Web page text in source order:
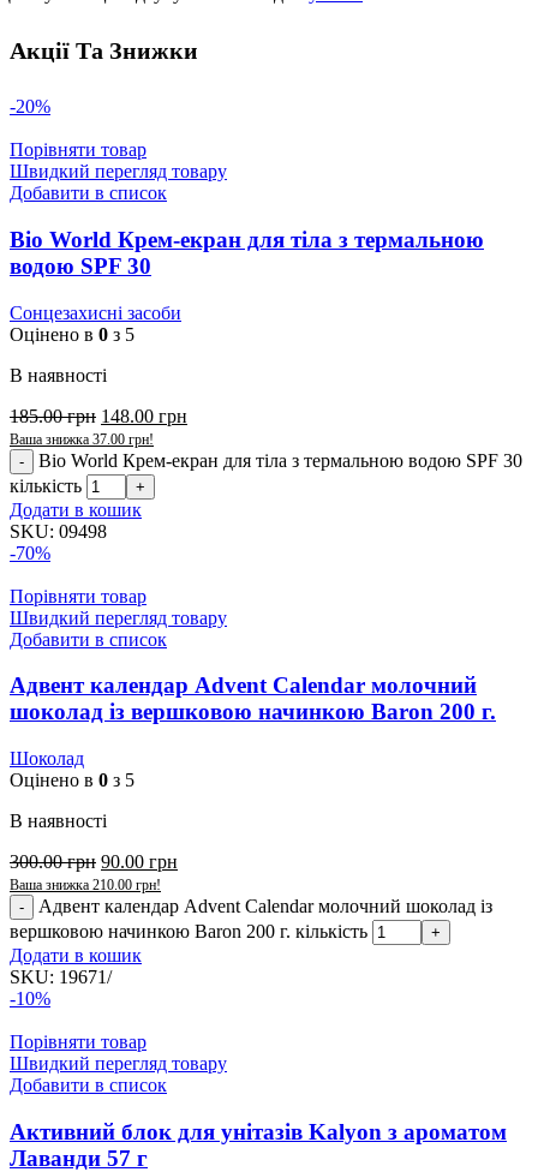
Акції Та Знижки
-20%
Порівняти товар
Швидкий перегляд товару
Добавити в список
Bio World Крем-екран для тіла з термальною
водою SPF 30
Сонцезахисні засоби
Оцінено в 0 з 5
В наявності
185.00грн 148.00 грн
Ваша знижка 37.00 грн!
Bio World Крем-екран для тіла з термальною водою SPF 30
кількість
Додати в кошик
SKU: 09498
-70%
Порівняти товар
Швидкий перегляд товару
Добавити в список
Адвент календар Advent Calendar молочний
шоколад із вершковою начинкою Baron 200 г.
Шоколад
Оцінено в 0 з 5
В наявності
300.00грн 90.00 грн
Ваша знижка 210.00 грн!
Адвент календар Advent Calendar молочний шоколад із
вершковою начинкою Baron 200 г. кількість
Додати в кошик
SKU: 19671/
-10%
Порівняти товар
Швидкий перегляд товару
Добавити в список
Активний блок для унітазів Kalyon з ароматом
Лаванди 57 г